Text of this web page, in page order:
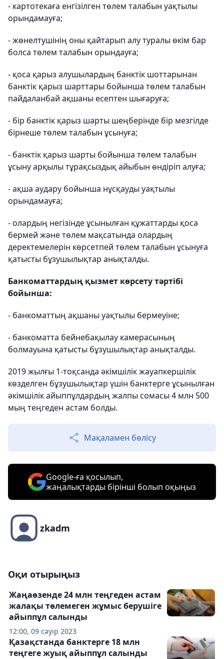
- картотекаға енгізілген төлем талабын уақтылы
орындамауға;
- жөнелтушінің оны қайтарып алу туралы өкім бар
болса төлем талабын орындауға;
- қоса қарыз алушылардың банктік шоттарынан
банктік қарыз шарттары бойынша төлем талабын
пайдаланбай ақшаны есептен шығаруға;
- бір банктік қарыз шарты шеңберінде бір мезгілде
бірнеше төлем талабын ұсынуға;
- банктік қарыз шарты бойынша төлем талабын
ұсыну арқылы тұрақсыздық айыбын өндіріп алуға;
- ақша аудару бойынша нұсқауды уақтылы
орындамауға;
- олардың негізінде ұсынылған құжаттарды қоса
бермей және төлем мақсатында олардың
деректемелерін көрсетпей төлем талабын ұсынуға
қатысты бұзушылықтар анықталды.
Банкоматтардың қызмет көрсету тәртібі
бойынша:
- банкоматтың ақшаны уақтылы бермеуіне;
- банкоматта бейнебақылау камерасының
болмауына қатысты бұзушылықтар анықталды.
2019 жылғы 1-тоқсанда әкімшілік жауапкершілік
көзделген бұзушылықтар үшін банктерге ұсынылған
әкімшілік айыппұлдардың жалпы сомасы 4 млн 500
мың теңгеден астам болды.
Мақаламен бөлісу
Google-ға қосылып,
жаңалықтарды бірінші болып оқыңыз
zkadm
Оқи отырыңыз
12:00, 09 сәуір 2023
Жаңаөзенде 24 млн теңгеден астам
жалақы төлемеген жұмыс берушіге
айыппұл салынды
Қазақстанда банктерге 18 млн
теңгеге жуық айыппұл салынды